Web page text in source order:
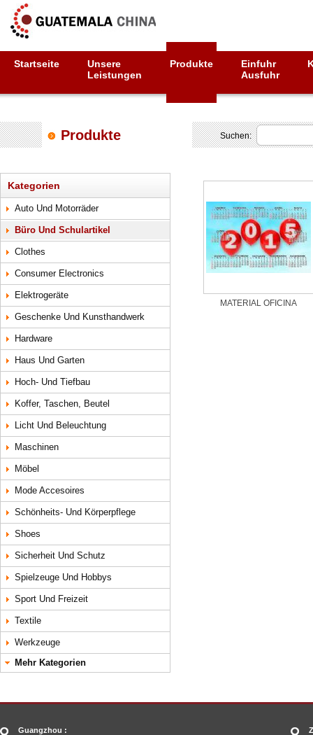
Startseite
Unsere
Leistungen
Produkte
Einfuhr
Ausfuhr
Produkte Suchen:
Kategorien
Auto Und Motorräder
Büro Und Schulartikel
Clothes
Consumer Electronics
Elektrogeräte
Geschenke Und Kunsthandwerk
Hardware
Haus Und Garten
Hoch- Und Tiefbau
Koffer, Taschen, Beutel
Licht Und Beleuchtung
Maschinen
Möbel
Mode Accesoires
Schönheits- Und Körperpflege
Shoes
Sicherheit Und Schutz
Spielzeuge Und Hobbys
Sport Und Freizeit
Textile
Werkzeuge
Mehr Kategorien
Guangzhou :